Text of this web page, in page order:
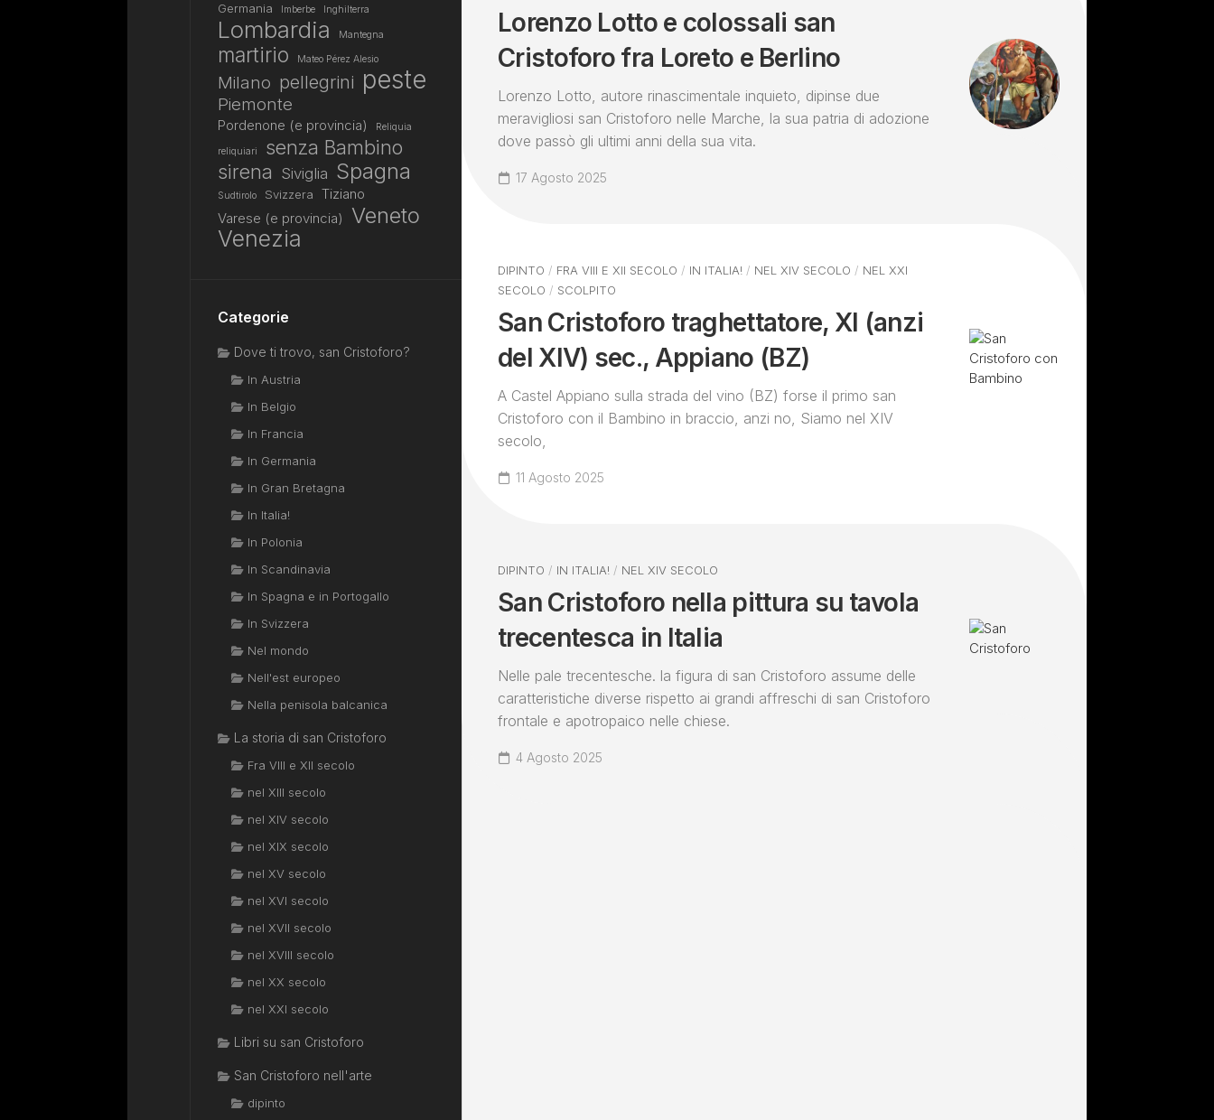
Lorenzo Lotto e colossali san
Cristoforo fra Loreto e Berlino
Lorenzo Lotto, autore rinascimentale inquieto, dipinse due
meravigliosi san Cristoforo nelle Marche, la sua patria di adozione
dove passò gli ultimi anni della sua vita.
17 Agosto 2025
DIPINTO / FRA VIII E XII SECOLO / IN ITALIA! / NEL XIV SECOLO / NEL XXI
SECOLO / SCOLPITO
San Cristoforo traghettatore, XI (anzi
del XIV) sec., Appiano (BZ)
A Castel Appiano sulla strada del vino (BZ) forse il primo san
Cristoforo con il Bambino in braccio, anzi no, Siamo nel XIV
secolo,
11 Agosto 2025
DIPINTO / IN ITALIA! / NEL XIV SECOLO
San Cristoforo nella pittura su tavola
trecentesca in Italia
Nelle pale trecentesche. la figura di san Cristoforo assume delle
caratteristiche diverse rispetto ai grandi affreschi di san Cristoforo
frontale e apotropaico nelle chiese.
4 Agosto 2025
Germania Imberbe Inghilterra
Lombardia Mantegna
martirio Mateo Pérez Alesio
Milano pellegrini peste
Piemonte
Pordenone (e provincia) Reliquia
reliquiari
senza Bambino
sirena Siviglia Spagna
Sudtirolo Svizzera
Tiziano
Varese (e provincia)
Veneto
Venezia
Categorie
Dove ti trovo, san Cristoforo?
In Austria
In Belgio
In Francia
In Germania
In Gran Bretagna
In Italia!
In Polonia
In Scandinavia
In Spagna e in Portogallo
In Svizzera
Nel mondo
Nell'est europeo
Nella penisola balcanica
La storia di san Cristoforo
Fra VIII e XII secolo
nel XIII secolo
nel XIV secolo
nel XIX secolo
nel XV secolo
nel XVI secolo
nel XVII secolo
nel XVIII secolo
nel XX secolo
nel XXI secolo
Libri su san Cristoforo
San Cristoforo nell'arte
dipinto